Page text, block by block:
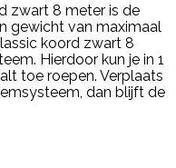
zwart 8 meter is de
gewicht van maximaal
koord zwart 8
Hierdoor kun je in 1
toe roepen. Verplaats
dan blijft de